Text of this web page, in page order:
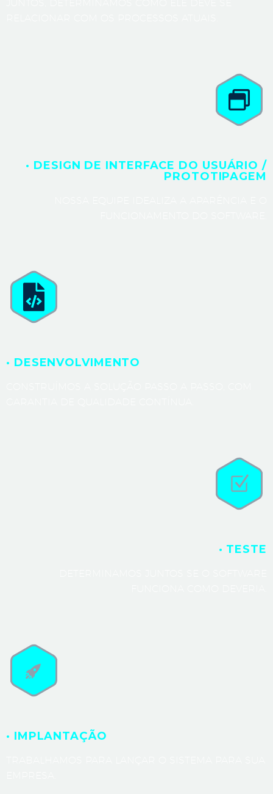
· DESIGN DE INTERFACE DO USUÁRIO /
PROTOTIPAGEM
· DESENVOLVIMENTO
· TESTE
· IMPLANTAÇÃO